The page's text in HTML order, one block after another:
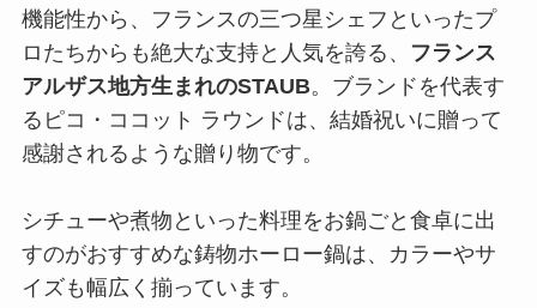
機能性から、フランスの三つ星シェフといったプ
ロたちからも絶大な支持と人気を誇る、
フランス
アルザス地方生まれのSTAUB。ブランドを代表す
るピコ・ココット ラウンドは、結婚祝いに贈って
感謝されるような贈り物です。
シチューや煮物といった料理をお鍋ごと食卓に出
すのがおすすめな鋳物ホーロー鍋は、カラーやサ
イズも幅広く揃っています。